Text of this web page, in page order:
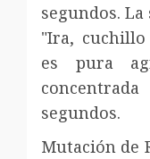
segundos.
"Ira,
es pura
segundos.
Mutación de